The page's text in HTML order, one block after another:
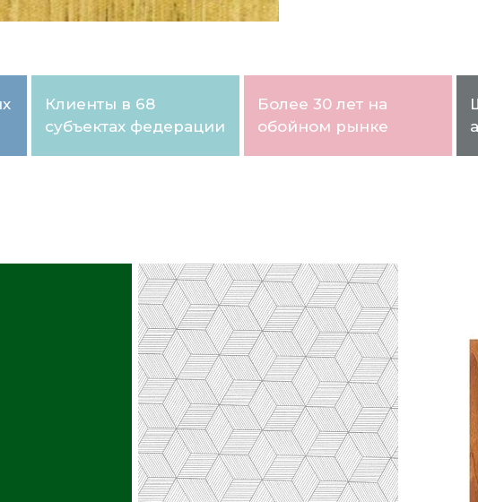
Клиенты в 68
субъектах федерации
Более 30 лет на
обойном рынке